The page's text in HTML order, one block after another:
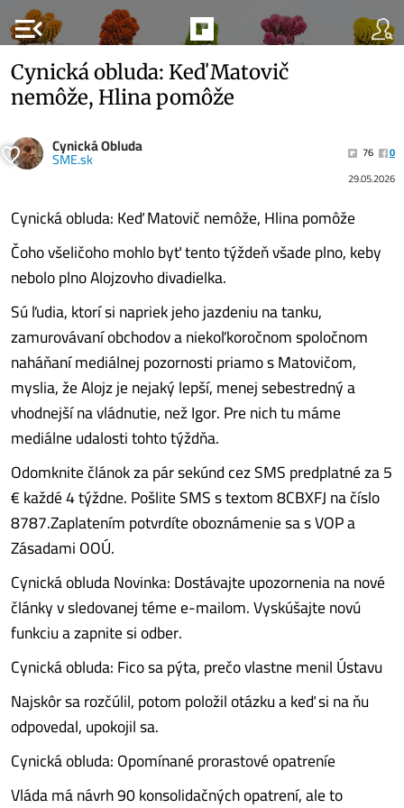
menu_open
Cynická obluda: Keď Matovič
nemôže, Hlina pomôže
Cynická Obluda
SME.sk 76
0
29.05.2026
Cynická obluda: Keď Matovič nemôže, Hlina pomôže
Čoho všeličoho mohlo byť tento týždeň všade plno, keby
nebolo plno Alojzovho divadielka.
Sú ľudia, ktorí si napriek jeho jazdeniu na tanku,
zamurovávaní obchodov a niekoľkoročnom spoločnom
naháňaní mediálnej pozornosti priamo s Matovičom,
myslia, že Alojz je nejaký lepší, menej sebestredný a
vhodnejší na vládnutie, než Igor. Pre nich tu máme
mediálne udalosti tohto týždňa.
Odomknite článok za pár sekúnd cez SMS predplatné za 5
€ každé 4 týždne. Pošlite SMS s textom 8CBXFJ na číslo
8787.Zaplatením potvrdíte oboznámenie sa s VOP a
Zásadami OOÚ.
Cynická obluda Novinka: Dostávajte upozornenia na nové
články v sledovanej téme e-mailom. Vyskúšajte novú
funkciu a zapnite si odber.
Cynická obluda: Fico sa pýta, prečo vlastne menil Ústavu
Najskôr sa rozčúlil, potom položil otázku a keď si na ňu
odpovedal, upokojil sa.
Cynická obluda: Opomínané prorastové opatreníe
Vláda má návrh 90 konsolidačných opatrení, ale to